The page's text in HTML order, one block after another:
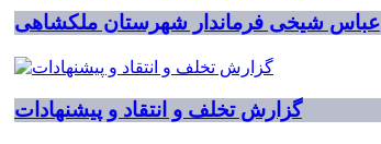
عباس شیخی فرماندار شهرستان ملکشاهی
گزارش تخلف و انتقاد و پیشنهادات